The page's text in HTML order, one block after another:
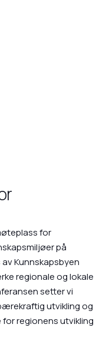
for
på
Kunnskapsbyen
regionale og lokale
setter vi
utvikling og
regionens utvikling